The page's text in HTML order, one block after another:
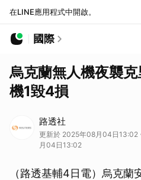
在LINE應用程式中開啟。
國際
烏克蘭無人機夜襲
機1毀4損
路透社
更新於 2025年08月04日13:02
月04日13:02
（路透基輔4日電）烏克蘭